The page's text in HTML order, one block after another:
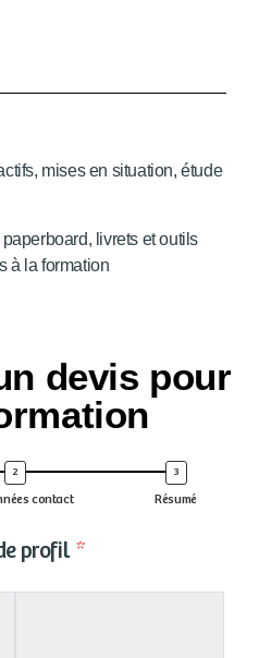
mises en situation, étude
livrets et outils
à la formation
devis pour
contact Résumé
profil